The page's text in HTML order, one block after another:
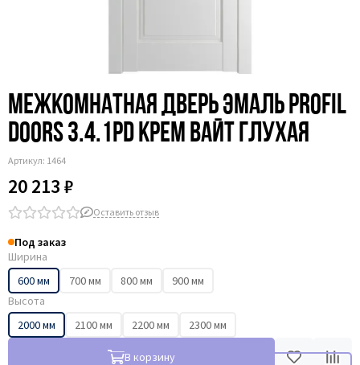
Межкомнатная дверь эмаль Profil
Doors 3.4.1PD крем вайт глухая
Артикул: 1464
20 213 ₽
Оставить отзыв
Под заказ
Ширина
600 мм
700 мм 800 мм
900 мм
Высота
2000 мм
2100 мм 2200 мм 2300 мм
В корзину